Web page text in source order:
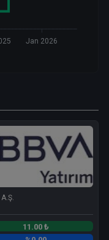
Jan 2026
11.00 ₺